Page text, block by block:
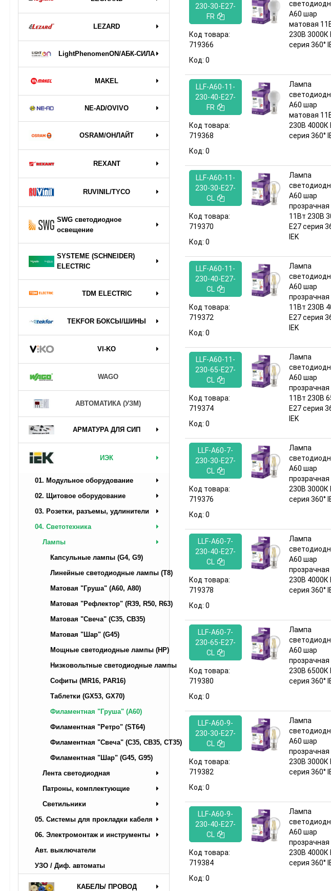
LEZARD
LightPhenomenON/АБК-СИЛА
MAKEL
NE-AD/OVIVO
OSRAM/ОНЛАЙТ
REXANT
RUVINIL/TYCO
SWG светодиодное
освещение
SYSTEME (SCHNEIDER)
ELECTRIC
TDM ELECTRIC
TEKFOR БОКСЫ/ШИНЫ
VI-KO
WAGO
АВТОМАТИКА (УЗМ)
АРМАТУРА ДЛЯ СИП
ИЭК
01. Модульное оборудование
02. Щитовое оборудование
03. Розетки, разъемы, удлинители
04. Светотехника
Лампы
Капсульные лампы (G4, G9)
Линейные светодиодные лампы (T8)
Матовая "Груша" (А60, A80)
Матовая "Рефлектор" (R39, R50, R63)
Матовая "Свеча" (C35, CB35)
Матовая "Шар" (G45)
Мощные светодиодные лампы (НР)
Низковольтные светодиодные лампы
Софиты (MR16, PAR16)
Таблетки (GX53, GX70)
Филаментная "Груша" (A60)
Филаментная "Ретро" (ST64)
Филаментная "Свеча" (C35, CB35, CT35)
Филаментная "Шар" (G45, G95)
Лента светодиодная
Патроны, комплектующие
Светильники
05. Системы для прокладки кабеля
06. Электромонтаж и инструменты
Авт. выключатели
УЗО / Диф. автоматы
КАБЕЛЬ/ ПРОВОД
230-30-E27-
FR
Код товара:
719366
Код: 0
A60 шар
матовая
230В 3000К
серия 360°
LLF-A60-11-
230-40-E27-
FR
Код товара:
719368
Код: 0
Лампа
A60 шар
матовая
230В 4000К
серия 360°
LLF-A60-11-
230-30-E27-
CL
Код товара:
719370
Код: 0
Лампа
A60 шар
прозрачная
11Вт 230В
E27 серия
IEK
LLF-A60-11-
230-40-E27-
CL
Код товара:
719372
Код: 0
Лампа
A60 шар
прозрачная
11Вт 230В
E27 серия
IEK
LLF-A60-11-
230-65-E27-
CL
Код товара:
719374
Код: 0
Лампа
A60 шар
прозрачная
11Вт 230В
E27 серия
IEK
LLF-A60-7-
230-30-E27-
CL
Код товара:
719376
Код: 0
Лампа
A60 шар
прозрачная
230В 3000К
серия 360°
LLF-A60-7-
230-40-E27-
CL
Код товара:
719378
Код: 0
Лампа
A60 шар
прозрачная
230В 4000К
серия 360°
LLF-A60-7-
230-65-E27-
CL
Код товара:
719380
Код: 0
Лампа
A60 шар
прозрачная
230В 6500К
серия 360°
LLF-A60-9-
230-30-E27-
CL
Код товара:
719382
Код: 0
Лампа
A60 шар
прозрачная
230В 3000К
серия 360°
LLF-A60-9-
230-40-E27-
CL
Код товара:
719384
Код: 0
Лампа
A60 шар
прозрачная
230В 4000К
серия 360°